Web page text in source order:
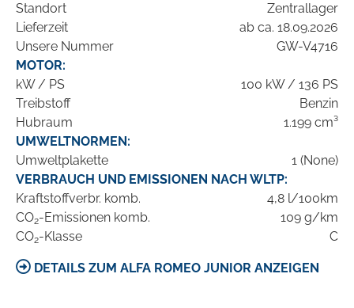
Standort
Zentrallager
Lieferzeit
ab ca. 18.09.2026
Unsere Nummer
GW-V4716
MOTOR:
kW / PS
100 kW / 136 PS
Treibstoff
Benzin
Hubraum
1.199 cm³
UMWELTNORMEN:
Umweltplakette
1 (None)
VERBRAUCH UND EMISSIONEN NACH WLTP:
Kraftstoffverbr. komb.
4,8 l/100km
CO2-Emissionen komb.
109 g/km
CO2-Klasse C
DETAILS ZUM ALFA ROMEO JUNIOR ANZEIGEN